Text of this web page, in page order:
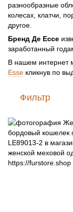
разнообразные
колесах, клатчи,
другое.
Бренд Де Ессе
заработанный
В нашем интернет
Esse кликнув по
Фильтр